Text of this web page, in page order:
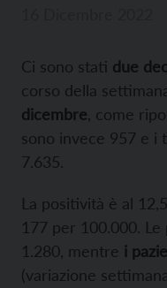
Ci sono stati due
corso della
dicembre , come
sono invece 957 e i
7.635.
La positività è al
177 per 100.000.
1.280, mentre i
(variazione